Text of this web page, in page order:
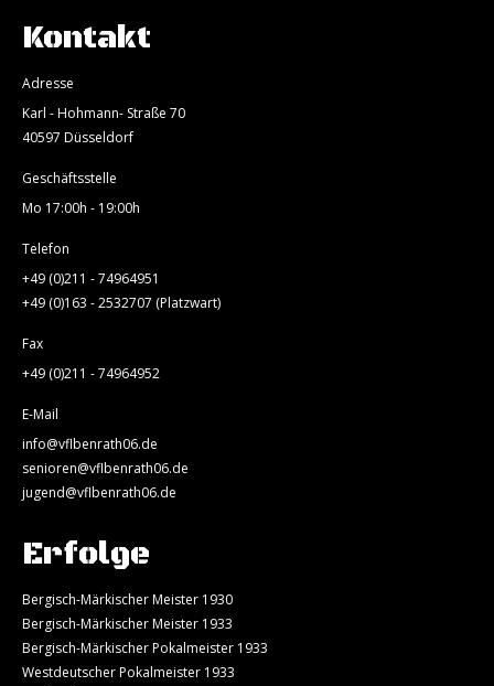
Kontakt
Adresse
Karl - Hohmann- Straße 70
40597 Düsseldorf
Geschäftsstelle
Mo 17:00h - 19:00h
Telefon
+49 (0)211 - 74964951
+49 (0)163 - 2532707 (Platzwart)
Fax
+49 (0)211 - 74964952
E-Mail
info@vflbenrath06.de
senioren@vflbenrath06.de
jugend@vflbenrath06.de
Erfolge
Bergisch-Märkischer Meister 1930
Bergisch-Märkischer Meister 1933
Bergisch-Märkischer Pokalmeister 1933
Westdeutscher Pokalmeister 1933